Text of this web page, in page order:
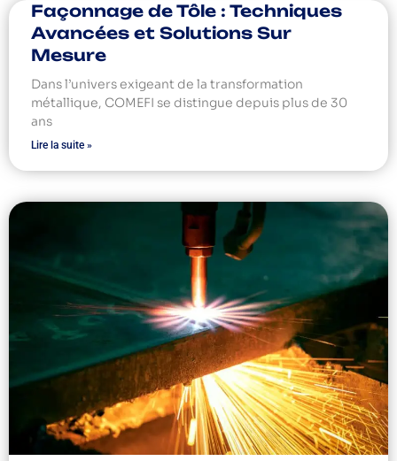
Façonnage de Tôle : Techniques
Avancées et Solutions Sur
Mesure
Dans l’univers exigeant de la transformation
métallique, COMEFI se distingue depuis plus de 30
ans
Lire la suite »